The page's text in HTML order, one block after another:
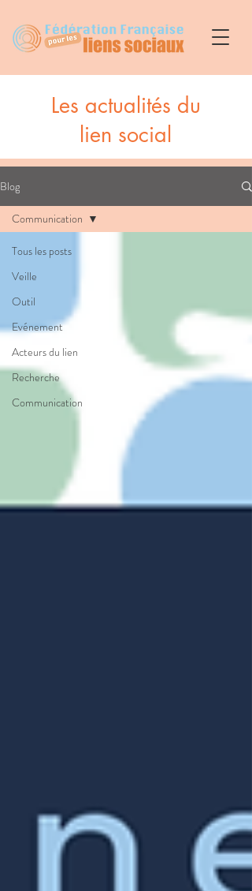
Les actualités du
lien social
Blog
Tous les posts
Veille
Outil
Evénement
Acteurs du lien
Recherche
Communication
Communication